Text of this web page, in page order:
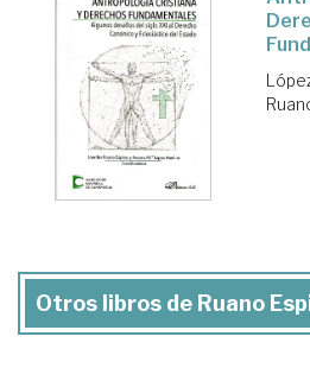
Otros libros de Ruano